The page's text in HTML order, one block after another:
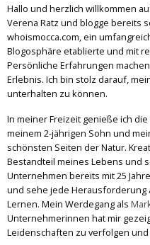
Hallo und herzlich willkommen
Verena Ratz und blogge bereits
whoismocca.com, ein
Blogosphäre etablierte und mit
Persönliche Erfahrungen
Erlebnis. Ich bin stolz darauf,
unterhalten zu können.
In meiner Freizeit genieße ich
meinem 2-jährigen Sohn und
schönsten Seiten der Natur.
Bestandteil meines Lebens und
Unternehmen bereits mit 25
und sehe jede Herausforderung
Lernen. Mein Werdegang als
Unternehmerinnen hat mir
Leidenschaften zu verfolgen